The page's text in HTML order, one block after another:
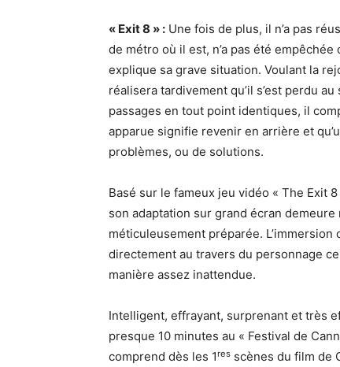
« Exit 8 » : Une fois de plus, il n’a pas
de métro où il est, n’a pas été
explique sa grave situation. Voulant la
réalisera tardivement qu’il s’est perdu
passages en tout point identiques, il
apparue signifie revenir en arrière et
problèmes, ou de solutions.
Basé sur le fameux jeu vidéo « The Exit
son adaptation sur grand écran
méticuleusement préparée. L’immersion
directement au travers du personnage
manière assez inattendue.
Intelligent, effrayant, surprenant et très
presque 10 minutes au « Festival de
comprend dès les 1res scènes du film de